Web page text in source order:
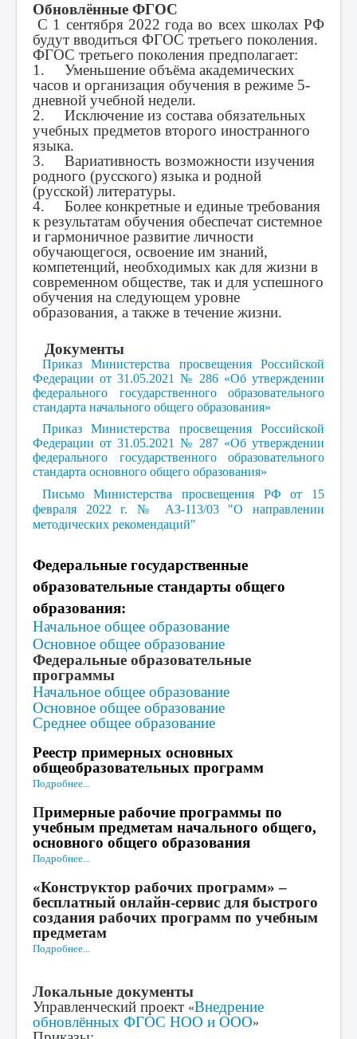
Обновлённые ФГОС
С 1 сентября 2022 года во всех школах РФ
будут вводиться ФГОС третьего поколения.
ФГОС третьего поколения предполагает:
1. Уменьшение объёма академических
часов и организация обучения в режиме 5-
дневной учебной недели.
2. Исключение из состава обязательных
учебных предметов второго иностранного
языка.
3. Вариативность возможности изучения
родного (русского) языка и родной
(русской) литературы.
4. Более конкретные и единые требования
к результатам обучения обеспечат системное
и гармоничное развитие личности
обучающегося, освоение им знаний,
компетенций, необходимых как для жизни в
современном обществе, так и для успешного
обучения на следующем уровне
образования, а также в течение жизни.
Документы
Приказ Министерства просвещения Российской
Федерации от 31.05.2021 № 286 «Об утверждении
федерального государственного образовательного
стандарта начального общего образования»
Приказ Министерства просвещения Российской
Федерации от 31.05.2021 № 287 «Об утверждении
федерального государственного образовательного
стандарта основного общего образования»
Письмо Министерства просвещения РФ от 15
февраля 2022 г. № АЗ-113/03 "О направлении
методических рекомендаций"
Федеральные государственные
образовательные стандарты общего
образования:
Начальное общее образование
Основное общее образование
Федеральные образовательные
программы
Начальное общее образование
Основное общее образование
Среднее общее образование
Реестр примерных основных
общеобразовательных программ
Подробнее...
Примерные рабочие программы по
учебным предметам начального общего,
основного общего образования
Подробнее...
«Конструктор рабочих программ» –
бесплатный онлайн-сервис для быстрого
создания рабочих программ по учебным
предметам
Подробнее...
Локальные документы
Управленческий проект «Внедрение
обновлённых ФГОС НОО и ООО»